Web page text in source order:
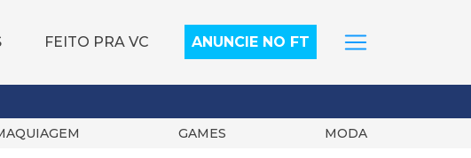
FEITO PRA VC ANUNCIE NO FT
GAMES MODA